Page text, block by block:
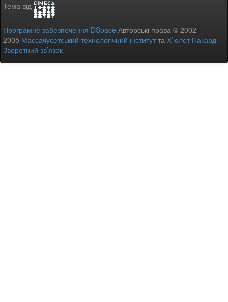
Тема від
Програмне забезпечення DSpace Авторські права © 2002-
2005 Массачусетський технологічний інститутта Х’юлет Пакард -
Зворотний зв’язок